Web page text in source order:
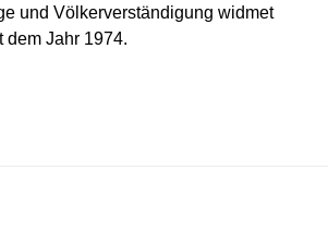
und Völkerverständigung widmet
dem Jahr 1974.